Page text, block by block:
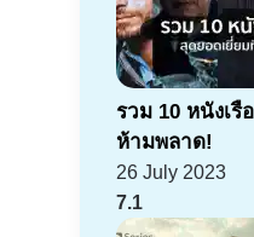
รวม 10 หนังเ
ห้ามพลาด!
26 July 2023
7.1